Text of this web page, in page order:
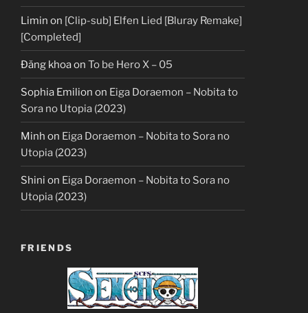
Limin on [Clip-sub] Elfen Lied [Bluray Remake]
[Completed]
Đăng khoaon To be Hero X – 05
Sophia Emilion on Eiga Doraemon – Nobita to
Sora no Utopia (2023)
Minh on Eiga Doraemon – Nobita to Sora no
Utopia (2023)
Shini on Eiga Doraemon – Nobita to Sora no
Utopia (2023)
FRIENDS